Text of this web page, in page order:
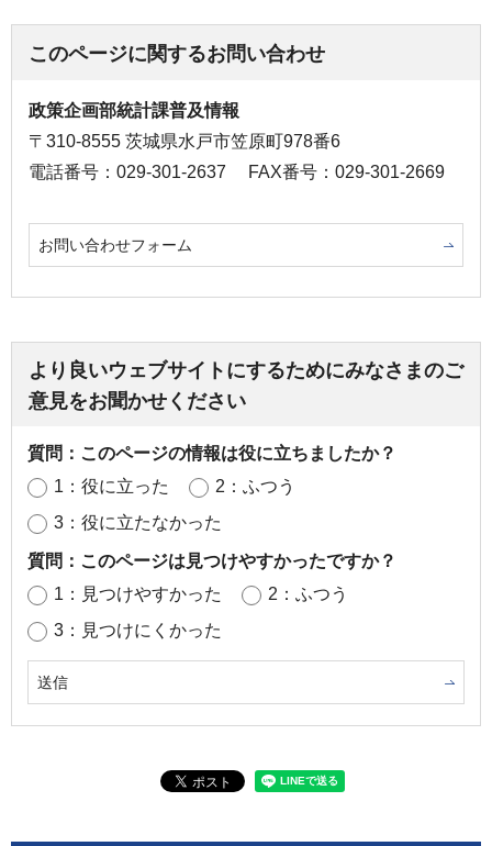
このページに関するお問い合わせ
政策企画部統計課普及情報
〒310-8555 茨城県水戸市笠原町978番6
電話番号：029-301-2637
FAX番号：029-301-2669
お問い合わせフォーム
より良いウェブサイトにするためにみなさまのご
意見をお聞かせください
質問：このページの情報は役に立ちましたか？
1：役に立った
2：ふつう
3：役に立たなかった
質問：このページは見つけやすかったですか？
1：見つけやすかった
2：ふつう
3：見つけにくかった